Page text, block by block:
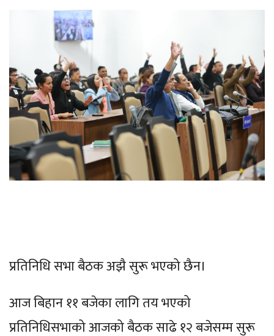
प्रतिनिधि सभा बैठक अझै सुरू भएको छैन।
आज बिहान ११ बजेका लागि तय भएको
प्रतिनिधिसभाको आजको बैठक साढे १२ बजेसम्म सुरू